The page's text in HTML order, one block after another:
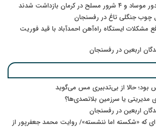
جنگلی تاغ در رفسنجان
مشکلات ایستگاه راه‌آهن احمدآباد با قید فوریت
اربعین در رفسنجان
بود؛ حالا از بی‌تدبیری مس می‌گوید
یا سرزمین بلاتصدی‌ها؟
اربعین در رفسنجان
ای که «شکسته اما ننشسته»/ روایت محمد جعفرپور از